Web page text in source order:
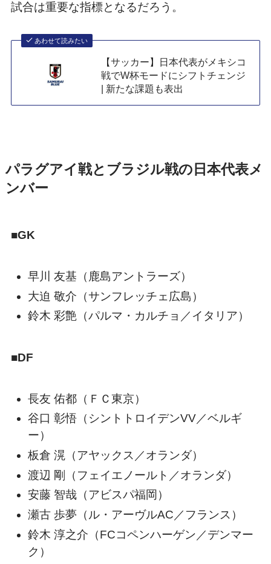
試合は重要な指標となるだろう。
あわせて読みたい
【サッカー】日本代表がメキシコ
戦でW杯モードにシフトチェンジ
| 新たな課題も表出
パラグアイ戦とブラジル戦の日本代表メ
ンバー
■GK
早川 友基（鹿島アントラーズ）
大迫 敬介（サンフレッチェ広島）
鈴木 彩艶（パルマ・カルチョ／イタリア）
■DF
長友 佑都（ＦＣ東京）
谷口 彰悟（シントトロイデンVV／ベルギ
ー）
板倉 滉（アヤックス／オランダ）
渡辺 剛（フェイエノールト／オランダ）
安藤 智哉（アビスパ福岡）
瀬古 歩夢（ル・アーヴルAC／フランス）
鈴木 淳之介（FCコペンハーゲン／デンマー
ク）